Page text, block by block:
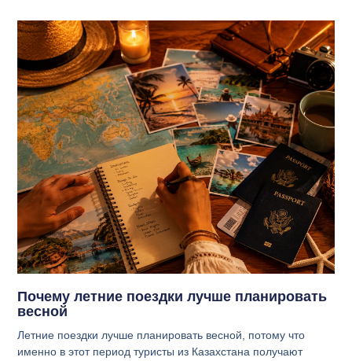
Почему летние поездки лучше планировать
весной
Летние поездки лучше планировать весной, потому что
именно в этот период туристы из Казахстана получают